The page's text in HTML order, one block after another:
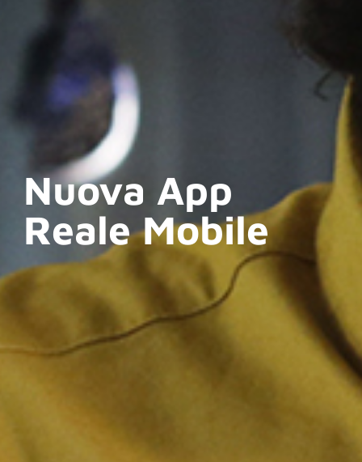
Nuova App
Reale Mobile